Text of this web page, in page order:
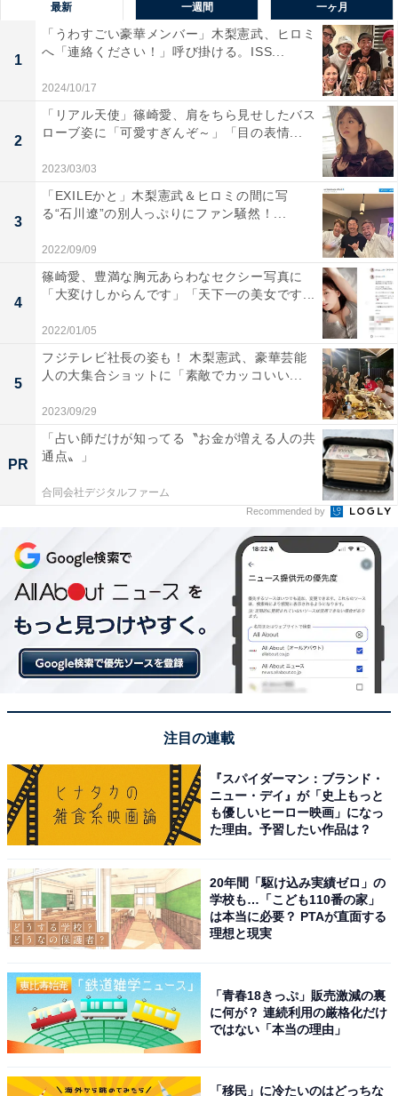
最新 一週間 一ヶ月
1
「うわすごい豪華メンバー」木梨憲武、ヒロミ
へ「連絡ください！」呼び掛ける。ISS...
2024/10/17
2
「リアル天使」篠崎愛、肩をちら見せしたバス
ローブ姿に「可愛すぎんぞ～」「目の表情...
2023/03/03
3
「EXILEかと」木梨憲武＆ヒロミの間に写
る“石川遼”の別人っぷりにファン騒然！...
2022/09/09
4
篠崎愛、豊満な胸元あらわなセクシー写真に
「大変けしからんです」「天下一の美女です...
2022/01/05
5
フジテレビ社長の姿も！ 木梨憲武、豪華芸能
人の大集合ショットに「素敵でカッコいい...
2023/09/29
PR
「占い師だけが知ってる〝お金が増える人の共
通点〟」
合同会社デジタルファーム
Recommended by
注目の連載
『スパイダーマン：ブランド・
ニュー・デイ』が「史上もっと
も優しいヒーロー映画」になっ
た理由。予習したい作品は？
20年間「駆け込み実績ゼロ」の
学校も…「こども110番の家」
は本当に必要？ PTAが直面する
理想と現実
「青春18きっぷ」販売激減の裏
に何が？ 連続利用の厳格化だけ
ではない「本当の理由」
「移民」に冷たいのはどっちな